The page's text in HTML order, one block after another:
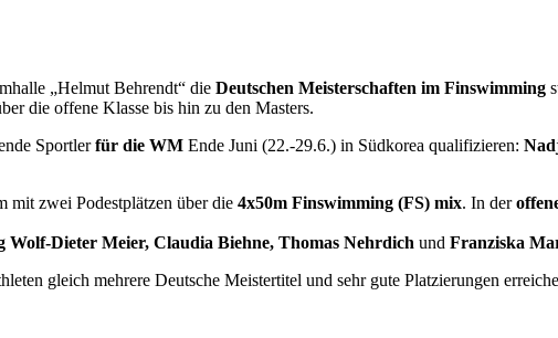
„Helmut Behrendt“ dieDeutschen Meisterschaften im Finswimming
die offene Klasse bis hin zu den Masters.
Sportlerfür die WM Ende Juni (22.-29.6.) in Südkorea qualifizieren:
mit zwei Podestplätzen über die4x50m Finswimming (FS) mix. In der
Wolf-Dieter Meier, Claudia Biehne, Thomas Nehrdichund Franziska
gleich mehrere Deutsche Meistertitel und sehr gute Platzierungen